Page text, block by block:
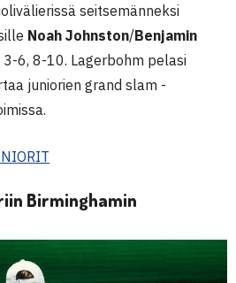
seitsemänneksi
Noah Johnston/Benjamin
6, 8-10. Lagerbohm pelasi
juniorien grand slam -
Birminghamin